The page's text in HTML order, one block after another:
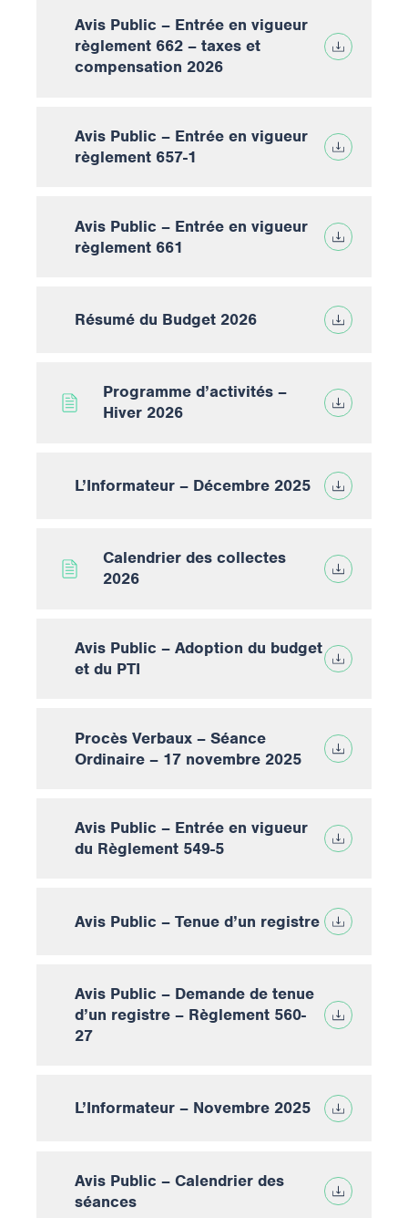
Avis Public – Entrée en vigueur
règlement 662 – taxes et
compensation 2026
Avis Public – Entrée en vigueur
règlement 657-1
Avis Public – Entrée en vigueur
règlement 661
Résumé du Budget 2026
Programme d’activités –
Hiver 2026
L’Informateur – Décembre 2025
Calendrier des collectes
2026
Avis Public – Adoption du budget
et du PTI
Procès Verbaux – Séance
Ordinaire – 17 novembre 2025
Avis Public – Entrée en vigueur
du Règlement 549-5
Avis Public – Tenue d’un registre
Avis Public – Demande de tenue
d’un registre – Règlement 560-
27
L’Informateur – Novembre 2025
Avis Public – Calendrier des
séances